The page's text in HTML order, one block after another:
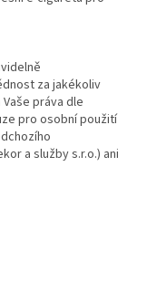
za jakékoliv
práva dle
pro osobní použití
a služby s.r.o.) ani